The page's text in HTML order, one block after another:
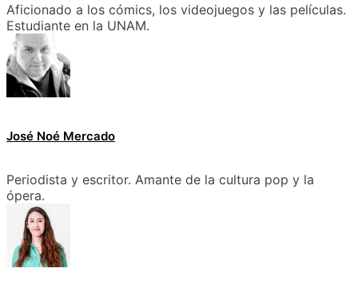
Aficionado a los cómics, los videojuegos y las películas.
Estudiante en la UNAM.
José Noé Mercado
Periodista y escritor. Amante de la cultura pop y la
ópera.